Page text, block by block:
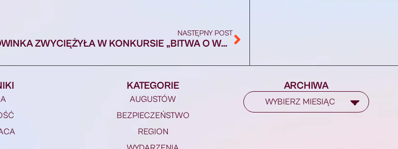
NASTĘPNY POST
NOWINKA ZWYCIĘŻYŁA W KONKURSIE „BITWA O WOZY”. NOWY WÓZ STRAŻACKI TRAFI DO DRUHÓW Z OSP BRYZGIEL
KATEGORIE
AUGUSTÓW
BEZPIECZEŃSTWO
REGION
ARCHIWA